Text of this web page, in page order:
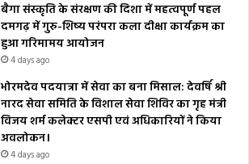
बैगा संस्कृति के संरक्षण की दिशा में महत्वपूर्ण पहल
दमगढ़ में गुरु-शिष्य परंपरा कला दीक्षा कार्यक्रम का
हुआ गरिमामय आयोजन
4 days ago
भोरमदेव पदयात्रा में सेवा का बना मिसाल: देवर्षि श्री
नारद सेवा समिति के विशाल सेवा शिविर का गृह मंत्री
विजय शर्म कलेक्टर एसपी एवं अधिकारियों ने किया
अवलोकन।
4 days ago